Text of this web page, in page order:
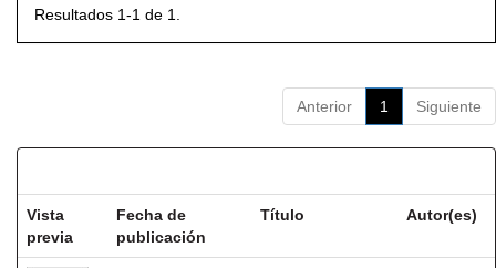
Resultados 1-1 de 1.
Anterior 1 Siguiente
Vista
previa
Fecha de
publicación
Título Autor(es)